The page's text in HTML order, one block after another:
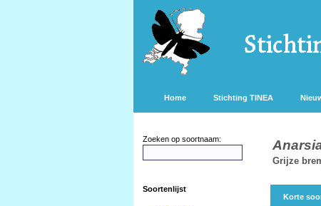
Home Stichting TINEA
Zoeken op soortnaam:
Soortenlijst
Grijze
Korte